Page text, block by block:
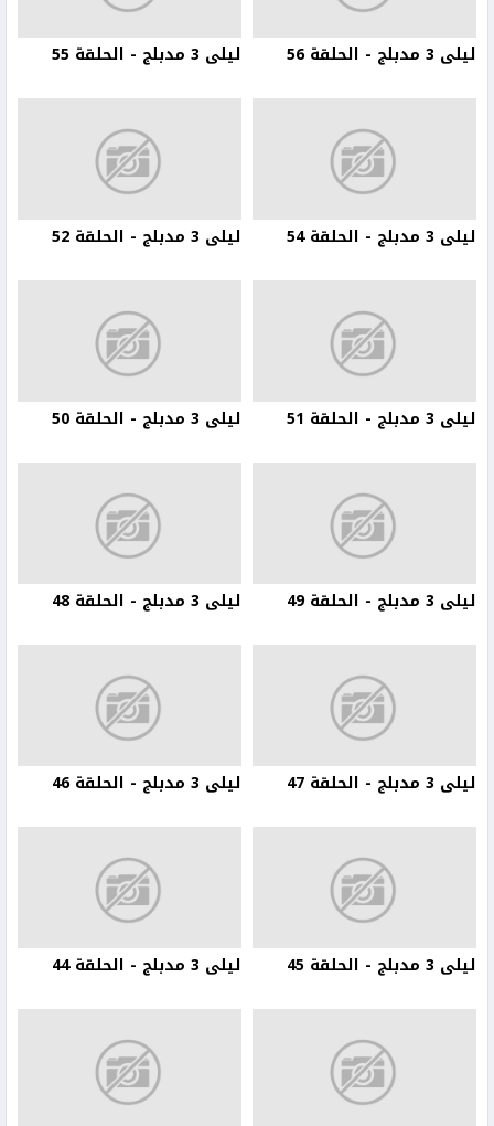
ليلى 3 مدبلج - الحلقة 56 ليلى 3 مدبلج - الحلقة 55
ليلى 3 مدبلج - الحلقة 54 ليلى 3 مدبلج - الحلقة 52
ليلى 3 مدبلج - الحلقة 51 ليلى 3 مدبلج - الحلقة 50
ليلى 3 مدبلج - الحلقة 49 ليلى 3 مدبلج - الحلقة 48
ليلى 3 مدبلج - الحلقة 47 ليلى 3 مدبلج - الحلقة 46
ليلى 3 مدبلج - الحلقة 45 ليلى 3 مدبلج - الحلقة 44